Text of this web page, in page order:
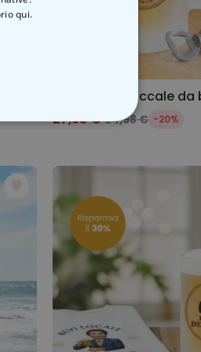
27,98 € 34,98 € -20%
qui.
CLASSIFICATO